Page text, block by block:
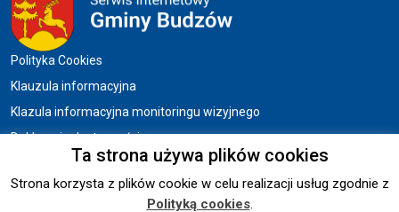
Menu w stopce
Polityka Cookies
Klauzula informacyjna
Klazula informacyjna monitoringu wizyjnego
Deklaracja dostępności
Copyright © 2026 UG BUDZÓW.
Ta strona używa plików cookies
Strona korzysta z plików cookie w celu realizacji usług zgodnie z
Polityką cookies.